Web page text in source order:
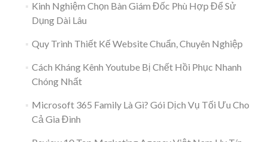
Kinh Nghiệm Chọn Bàn Giám Đốc Phù Hợp Để Sử
Dụng Dài Lâu
Quy Trình Thiết Kế Website Chuẩn, Chuyên Nghiệp
Cách Kháng Kênh Youtube Bị Chết Hồi Phục Nhanh
Chóng Nhất
Microsoft 365 Family Là Gì? Gói Dịch Vụ Tối Ưu Cho
Cả Gia Đình